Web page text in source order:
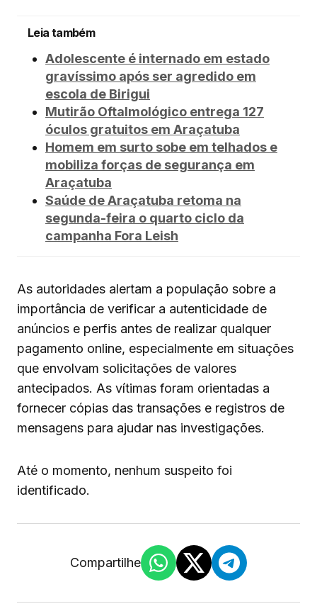
Leia também
Adolescente é internado em estado
gravíssimo após ser agredido em
escola de Birigui
Mutirão Oftalmológico entrega 127
óculos gratuitos em Araçatuba
Homem em surto sobe em telhados e
mobiliza forças de segurança em
Araçatuba
Saúde de Araçatuba retoma na
segunda-feira o quarto ciclo da
campanha Fora Leish
As autoridades alertam a população sobre a
importância de verificar a autenticidade de
anúncios e perfis antes de realizar qualquer
pagamento online, especialmente em situações
que envolvam solicitações de valores
antecipados. As vítimas foram orientadas a
fornecer cópias das transações e registros de
mensagens para ajudar nas investigações.
Até o momento, nenhum suspeito foi
identificado.
Compartilhe